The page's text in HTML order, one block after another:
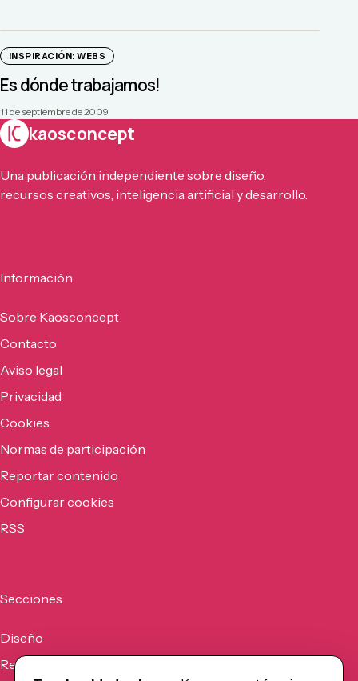
INSPIRACIÓN: WEBS
Es dónde trabajamos!
11 de septiembre de 2009
kaosconcept
Una publicación independiente sobre diseño,
recursos creativos, inteligencia artificial y desarrollo.
Información
Sobre Kaosconcept
Contacto
Aviso legal
Privacidad
Cookies
Normas de participación
Reportar contenido
Configurar cookies
RSS
Secciones
Diseño
Recursos